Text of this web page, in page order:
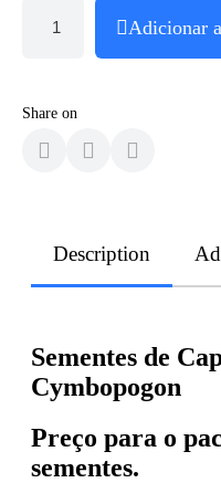
Adicionar
Share on
Description
Sementes de
Cymbopogon
Preço para o
sementes.